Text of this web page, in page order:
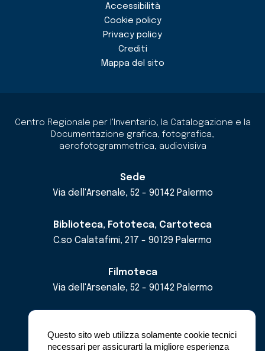
Questo sito web utilizza solamente cookie tecnici
necessari per assicurarti la migliore esperienza
Accessibilità
Cookie policy
Privacy policy
Crediti
Mappa del sito
Centro Regionale per l'Inventario, la Catalogazione e la
Documentazione grafica, fotografica,
aerofotogrammetrica, audiovisiva
Sede
Via dell'Arsenale, 52 - 90142 Palermo
Biblioteca, Fototeca, Cartoteca
C.so Calatafimi, 217 - 90129 Palermo
Filmoteca
Via dell'Arsenale, 52 - 90142 Palermo
pec cricdsicilia@pec.it